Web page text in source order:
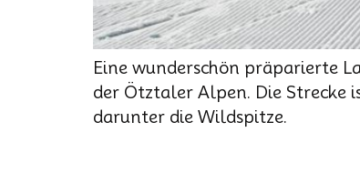
Eine wunderschön präparierte
der Ötztaler Alpen. Die Strecke
darunter die Wildspitze.